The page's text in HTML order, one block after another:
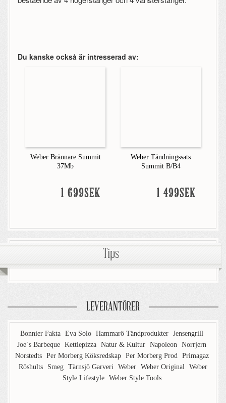
Du kanske också är intresserad av:
Weber Brännare Summit
37Mb
1 699SEK
Weber Tändningssats
Summit B/B4
1 499SEK
Tips
LEVERANTÖRER
Bonnier Fakta Eva Solo Hammarö Tändprodukter Jensengrill
Joe´s Barbeque Kettlepizza Natur & Kultur Napoleon Norrjern
Norstedts Per Morberg Köksredskap Per Morberg Prod Primagaz
Röshults
Smeg Tärnsjö Garveri Weber Weber Original Weber
Style Lifestyle Weber Style Tools